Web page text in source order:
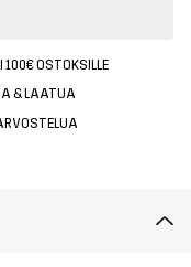
100€ OSTOKSILLE
& LAATUA